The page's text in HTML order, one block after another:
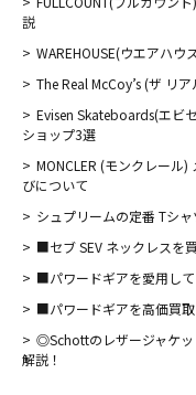
説
WAREHOUSE(ウエアハ
The Real McCoy’s (ザ リ
Evisen Skateboards(エビ
ショップ3選
MONCLER (モンクレール
びについて
シュプリームの定番 Tシ
■セブ SEV ネックレスを
■パワードギアを愛用し
■パワードギアを高価買
◎Schottのレザージャケッ
解説！